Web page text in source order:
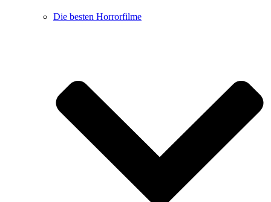
Die besten Horrorfilme